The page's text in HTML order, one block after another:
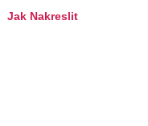
Jak Nakreslit